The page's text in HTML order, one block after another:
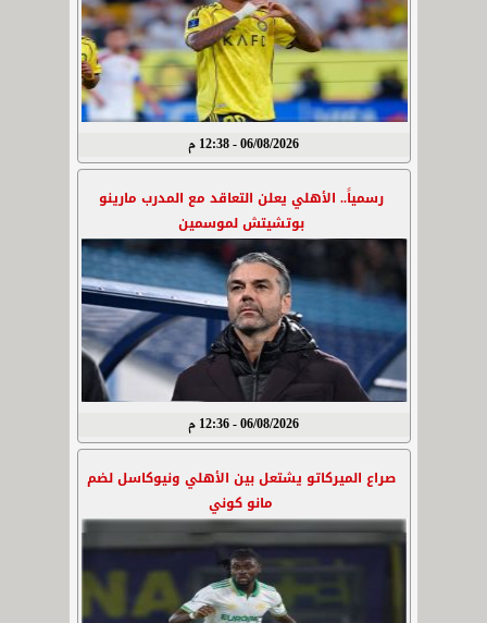
06/08/2026 - 12:38 م
رسمياً.. الأهلي يعلن التعاقد مع المدرب مارينو
بوتشيتش لموسمين
06/08/2026 - 12:36 م
صراع الميركاتو يشتعل بين الأهلي ونيوكاسل لضم
مانو كوني